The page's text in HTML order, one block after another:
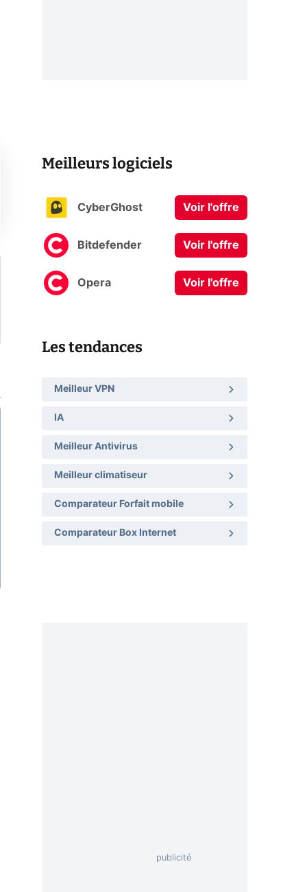
Meilleurs logiciels
CyberGhost Voir l'offre
Bitdefender Voir l'offre
Opera Voir l'offre
Les tendances
Meilleur VPN
IA
Meilleur Antivirus
Meilleur climatiseur
Comparateur Forfait mobile
Comparateur Box Internet